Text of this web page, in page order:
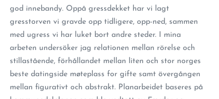
god innebandy. Oppå gressdekket har vi lagt
gresstorven vi gravde opp tidligere, opp-ned, sammen
med ugress vi har luket bort andre steder. I mina
arbeten undersöker jag relationen mellan rörelse och
stillastående, förhållandet mellan liten och stor norges
beste datingside møteplass for gifte samt övergången
mellan figurativt och abstrakt. Planarbeidet baseres på